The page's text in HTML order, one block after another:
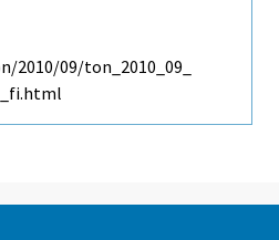
09/ton_2010_09_